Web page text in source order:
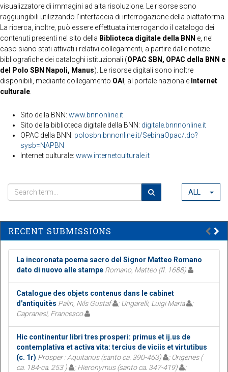
visualizzatore di immagini ad alta risoluzione. Le risorse sono
raggiungibili utilizzando l'interfaccia di interrogazione della piattaforma.
La ricerca, inoltre, può essere effettuata interrogando il catalogo dei
contenuti presenti nel sito della Biblioteca digitale della BNN e, nel
caso siano stati attivati i relativi collegamenti, a partire dalle notizie
bibliografiche dei cataloghi istituzionali (OPAC SBN, OPAC della BNN e
del Polo SBN Napoli, Manus). Le risorse digitali sono inoltre
disponibili, mediante collegamento OAI , al portale nazionale Internet
culturale
Sito della BNN: www.bnnonline.it
Sito della biblioteca digitale della BNN: digitale.bnnnonline.it
OPAC della BNN: polosbn.bnnonline.it/SebinaOpac/.do?
sysb=NAPBN
Internet culturale: www.internetculturale.it
ALL
RECENT SUBMISSIONS
La incoronata poema sacro del Signor Matteo Romano
dato di nuovo alle stampe Romano, Matteo (fl. 1688)
Catalogue des objets contenus dans le cabinet
d'antiquitès Palin, Nils Gustaf ; Ungarelli, Luigi Maria
;
Capranesi, Francesco
Hic continentur libri tres prosperi: primus et ij.us de
contemplativa et activa vita: tercius de viciis et virtutibus
(c. 1r) Prosper : Aquitanus (santo ca. 390-463)
; Origenes (
ca. 184-ca. 253 )
; Hieronymus (santo ca. 347-419)
;